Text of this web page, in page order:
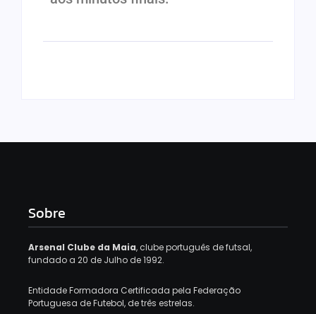
Sobre
Arsenal Clube da Maia, clube português de futsal,
fundado a 20 de Julho de 1992.
Entidade Formadora Certificada pela Federação
Portuguesa de Futebol, de três estrelas.